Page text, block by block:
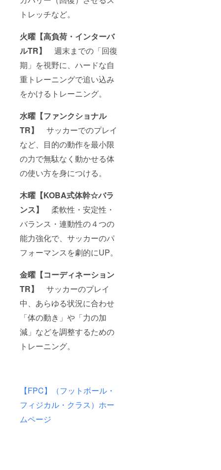
トレッチなど。
火曜【高負荷・インターバ
ルTR】
週末までの「回復
期」を視野に、ハードな自
重トレーニングで追い込み
をかけるトレーニング。
水曜【ファンクショナル
TR】
サッカーでのプレイ
など、目的の動作を最小限
の力で無駄なく動かせる体
の使い方を身につける。
木曜【KOBA式体幹☆バラ
ンス】
柔軟性・安定性・
バランス・連動性の４つの
能力強化で、サッカーのパ
フォーマンスを劇的にUP。
金曜【コーディネーション
TR】
サッカーのプレイ
中、あらゆる状況に合わせ
「体の動き」や「力の加
減」などを調整するための
トレーニング。
【FPC】（フットボール・
フィジカル・クラス）ホー
ムページ